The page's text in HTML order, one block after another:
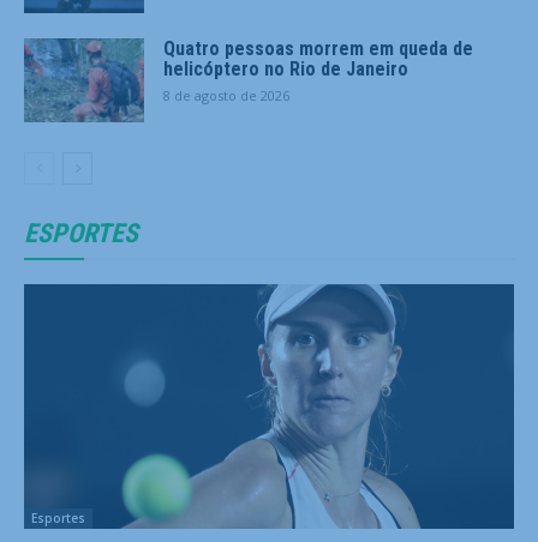
Quatro pessoas morrem em queda de
helicóptero no Rio de Janeiro
8 de agosto de 2026
ESPORTES
Esportes